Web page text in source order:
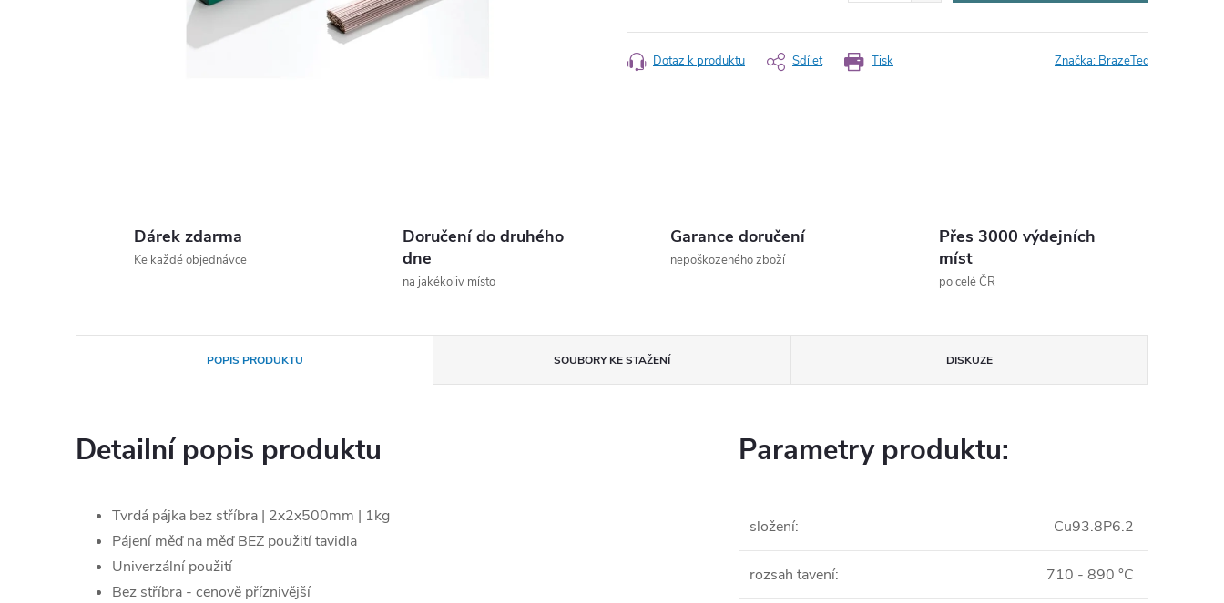
cena:
Tisk
Dotaz k produktu Sdílet Značka: BrazeTec
Dárek zdarma
Ke každé objednávce
Doručení do druhého
dne
na jakékoliv místo
Garance doručení
nepoškozeného zboží
Přes 3000 výdejních
míst
po celé ČR
POPIS PRODUKTU SOUBORY KE STAŽENÍ DISKUZE
Detailní popis produktu
Tvrdá pájka bez stříbra | 2x2x500mm | 1kg
Pájení měď na měď BEZ použití tavidla
Univerzální použití
Bez stříbra - cenově příznivější
Parametry produktu:
složení: Cu93.8P6.2
rozsah tavení: 710 - 890 °C